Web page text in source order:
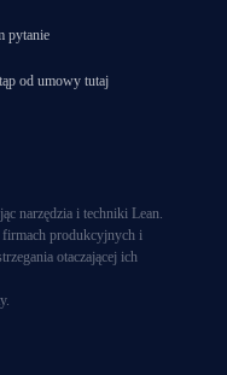
pytanie
od umowy tutaj
narzędzia i techniki Lean.
produkcyjnych i
otaczającej ich